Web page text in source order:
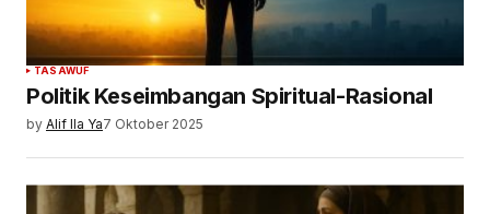
TASAWUF
Politik Keseimbangan Spiritual-Rasional
by Alif Ila Ya7 Oktober 2025